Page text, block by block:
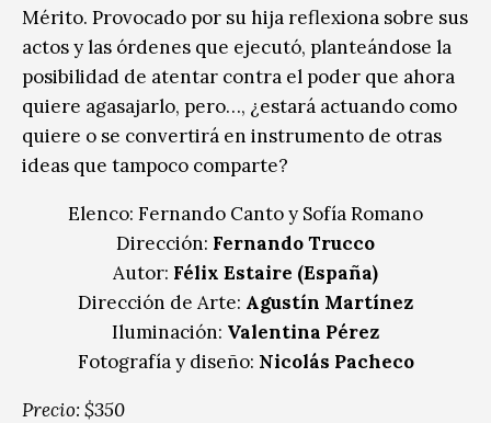
Mérito. Provocado por su hija reflexiona sobre sus
actos y las órdenes que ejecutó, planteándose la
posibilidad de atentar contra el poder que ahora
quiere agasajarlo, pero…, ¿estará actuando como
quiere o se convertirá en instrumento de otras
ideas que tampoco comparte?
Elenco: Fernando Canto y Sofía Romano
Dirección: Fernando Trucco
Autor: Félix Estaire (España)
Dirección de Arte: Agustín Martínez
Iluminación: Valentina Pérez
Fotografía y diseño: Nicolás Pacheco
Precio: $350